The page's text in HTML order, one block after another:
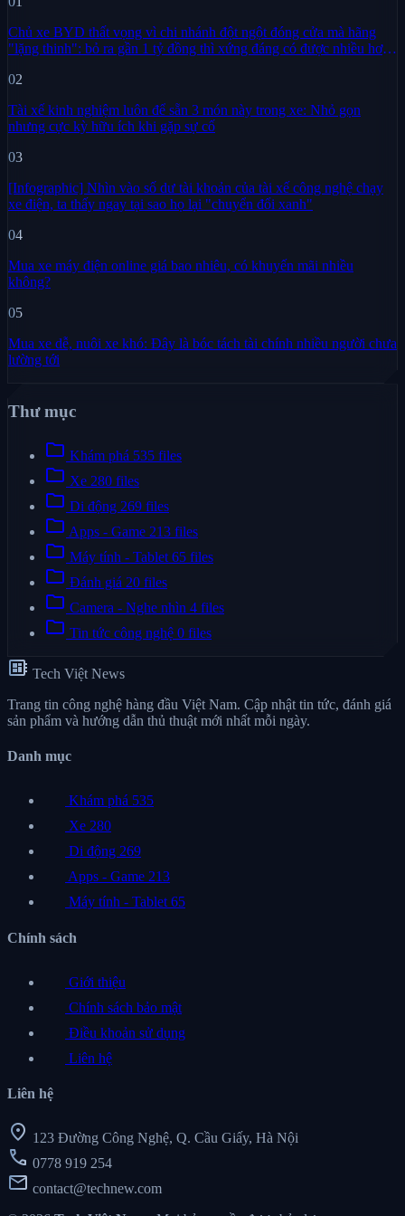
Chủ xe BYD thất vọng vì chi nhánh đột ngột đóng cửa mà hãng
"lặng thinh": bỏ ra gần 1 tỷ đồng thì xứng đáng có được nhiều hơn
02
Tài xế kinh nghiệm luôn để sẵn 3 món này trong xe: Nhỏ gọn
nhưng cực kỳ hữu ích khi gặp sự cố
03
[Infographic] Nhìn vào số dư tài khoản của tài xế công nghệ chạy
xe điện, ta thấy ngay tại sao họ lại "chuyển đổi xanh"
04
Mua xe máy điện online giá bao nhiêu, có khuyến mãi nhiều
không?
05
Mua xe dễ, nuôi xe khó: Đây là bóc tách tài chính nhiều người chưa
lường tới
Thư mục
folder Khám phá 535 files
folder Xe 280 files
folder Di động 269 files
folder Apps - Game 213 files
folder Máy tính - Tablet 65 files
folder Đánh giá 20 files
folder Camera - Nghe nhìn 4 files
folder Tin tức công nghệ 0 files
developer_board Tech Việt News
Trang tin công nghệ hàng đầu Việt Nam. Cập nhật tin tức, đánh giá
sản phẩm và hướng dẫn thủ thuật mới nhất mỗi ngày.
Danh mục
Khám phá 535
Xe 280
Di động 269
Apps - Game 213
Máy tính - Tablet65
Chính sách
Giới thiệu
Chính sách bảo mật
Điều khoản sử dụng
Liên hệ
Liên hệ
location_on 123 Đường Công Nghệ, Q. Cầu Giấy, Hà Nội
call 0778 919 254
mail contact@technew.com